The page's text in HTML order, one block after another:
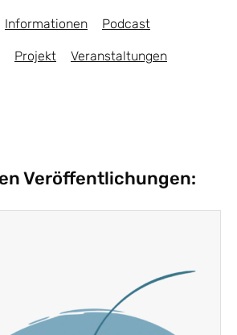
Informationen Podcast
Projekt Veranstaltungen
Veröffentlichungen: